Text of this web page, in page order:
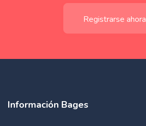
Registrarse ahora
Información Bages